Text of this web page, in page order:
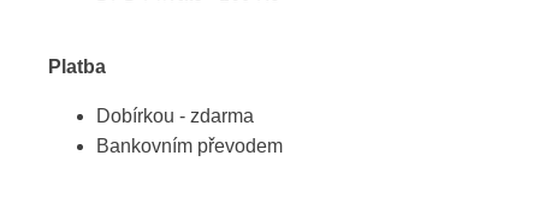
Platba
Dobírkou - zdarma
Bankovním převodem